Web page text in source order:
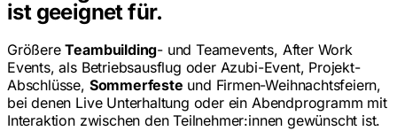
ist geeignet für.
GrößereTeambuilding- und Teamevents, After Work
Events, als Betriebsausflug oder Azubi-Event, Projekt-
Abschlüsse, Sommerfeste und Firmen-Weihnachtsfeiern,
bei denen Live Unterhaltung oder ein Abendprogramm mit
Interaktion zwischen den Teilnehmer:innen gewünscht ist.